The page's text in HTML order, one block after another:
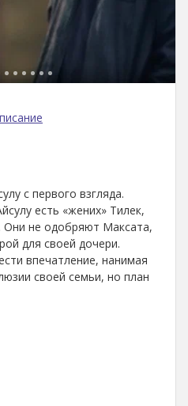
с первого взгляда.
есть «жених» Тилек,
Они не одобряют Максата,
для своей дочери.
впечатление, нанимая
своей семьи, но план